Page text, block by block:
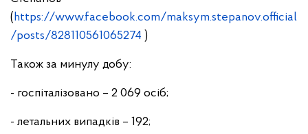
(https://www.facebook.com/maksym.stepanov.official
/posts/828110561065274 )
Також за минулу добу:
- госпіталізовано – 2 069 осіб;
- летальних випадків – 192;